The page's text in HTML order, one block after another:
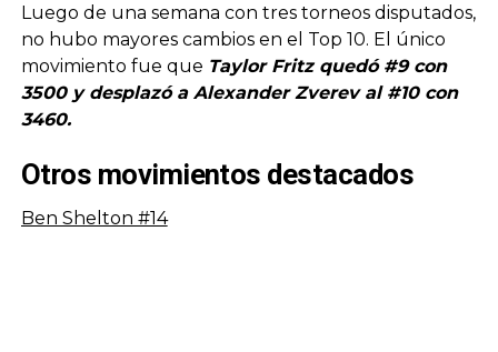
Luego de una semana con tres torneos disputados,
no hubo mayores cambios en el Top 10. El único
movimiento fue que Taylor Fritz quedó #9 con
3500 y desplazó a Alexander Zverev al #10 con
3460.
Otros movimientos destacados
Ben Shelton #14